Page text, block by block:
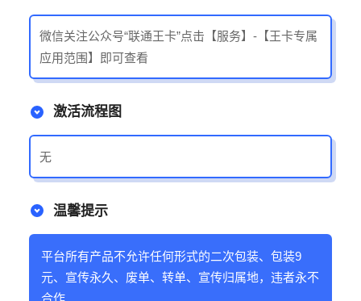
微信关注公众号“联通王卡”点击【服务】-【王卡专属
应用范围】即可查看
激活流程图
无
温馨提示
平台所有产品不允许任何形式的二次包装、包装9
元、宣传永久、废单、转单、宣传归属地，违者永不
合作